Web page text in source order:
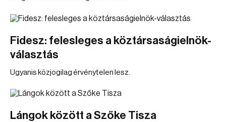
Fidesz: felesleges a köztársaságielnök-
választás
Ugyanis közjogilag érvénytelen lesz.
Lángok között a Szőke Tisza